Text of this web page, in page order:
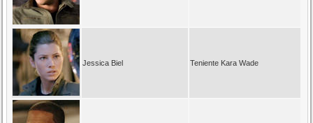
Jessica Biel Teniente Kara Wade